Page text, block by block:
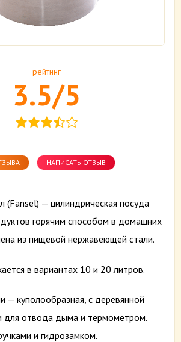
рейтинг
3.5/5
НАПИСАТЬ ОТЗЫВ
(Fansel) — цилиндрическая посуда
горячим способом в домашних
из пищевой нержавеющей стали.
в вариантах 10 и 20 литров.
— куполообразная, с деревянной
для отвода дыма и термометром.
и гидрозамком.